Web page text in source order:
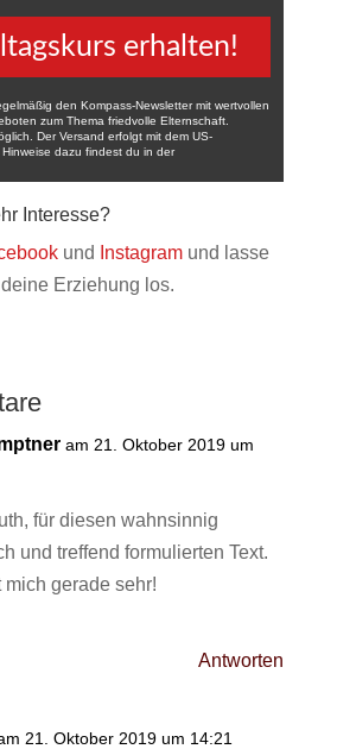
erhalten!
den Kompass-Newsletter mit wertvollen
zum Thema friedvolle Elternschaft.
Der Versand erfolgt mit dem US-
dazu findest du in der
Interesse?
und Instagramund lasse
Erziehung los.
am 21. Oktober 2019 um
für diesen wahnsinnig
und treffend formulierten Text.
mich gerade sehr!
Antworten
21. Oktober 2019 um 14:21